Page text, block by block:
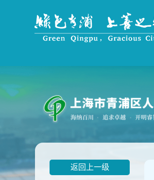
到
返回上一级